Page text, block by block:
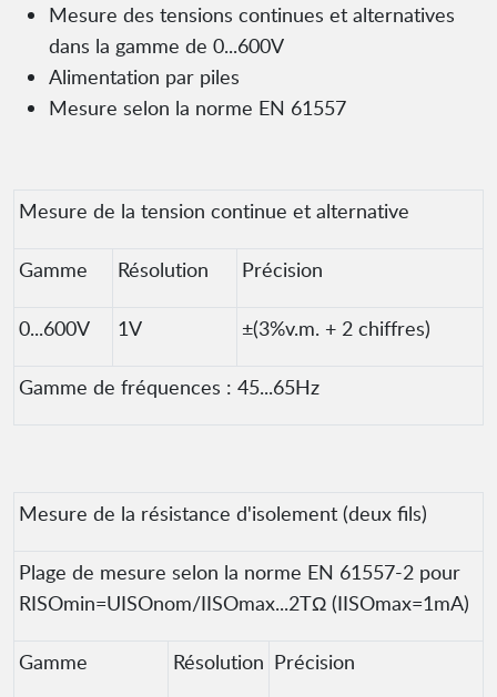
Mesure des tensions continues et alternatives
dans la gamme de 0...600V
Alimentation par piles
Mesure selon la norme EN 61557
Mesure de la tension continue et alternative
Gamme Résolution Précision
0...600V 1V ±(3%v.m. + 2 chiffres)
Gamme de fréquences : 45...65Hz
Mesure de la résistance d'isolement (deux fils)
Plage de mesure selon la norme EN 61557-2 pour
RISOmin=UISOnom/IISOmax...2TΩ (IISOmax=1mA)
Gamme Résolution Précision